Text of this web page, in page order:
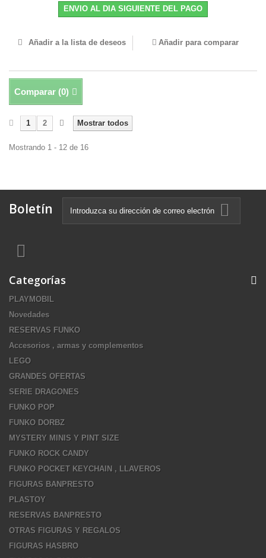
ENVIO AL DIA SIGUIENTE DEL PAGO
Añadir a la lista de deseos Añadir para comparar
Comparar (0)
Mostrar todos
1 2
Mostrando 1 - 12 de 16
Boletín
Categorías
PLAYMOBIL
Novedades
RESERVAS FUNKO
Accesorios , armas y complementos
LEGO
GRANDES OFERTAS
SERIE DRAGONES
FUNKO POP
FUNKO DORBZ
MYSTERY MINIS Y PINT SIZE
FUNKO ROCK CANDY
FUNKO POCKET KEYCHAIN , LLAVEROS
FIGURAS BANPRESTO
PLASTOY
RESERVAS BANPRESTO
OTRAS FIGURAS Y REGALOS
FIGURAS HASBRO